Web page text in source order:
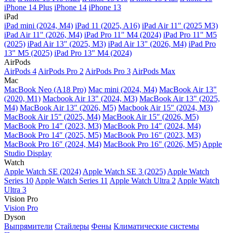
iPhone 14 Plus iPhone 14 iPhone 13
iPad
iPad mini (2024, M4) iPad 11 (2025, A16) iPad Air 11" (2025 M3)
iPad Air 11" (2026, M4) iPad Pro 11" M4 (2024) iPad Pro 11" M5
(2025) iPad Air 13" (2025, M3) iPad Air 13" (2026, M4) iPad Pro
13" M5 (2025) iPad Pro 13" M4 (2024)
AirPods
AirPods 4 AirPods Pro 2 AirPods Pro 3 AirPods Max
Mac
MacBook Neo (A18 Pro) Mac mini (2024, M4) MacBook Air 13"
(2020, M1) Macbook Air 13" (2024, M3) MacBook Air 13" (2025,
M4) MacBook Air 13″ (2026, M5) Macbook Air 15" (2024, M3)
MacBook Air 15" (2025, M4) MacBook Air 15″ (2026, M5)
MacBook Pro 14" (2023, M3) MacBook Pro 14″ (2024, M4)
MacBook Pro 14″ (2025, M5) MacBook Pro 16" (2023, M3)
MacBook Pro 16″ (2024, M4) MacBook Pro 16" (2026, M5) Apple
Studio Display
Watch
Apple Watch SE (2024) Apple Watch SE 3 (2025) Apple Watch
Series 10 Apple Watch Series 11 Apple Watch Ultra 2 Apple Watch
Ultra 3
Vision Pro
Vision Pro
Dyson
Выпрямители Стайлеры Фены Климатические системы